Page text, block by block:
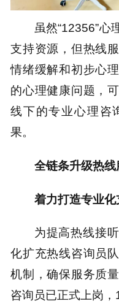
虽然“12356”心
支持资源，但热线
情绪缓解和初步心
的心理健康问题，
线下的专业心理咨
果。
全链条升级热线
着力打造专业化
为提高热线接
化扩充热线咨询员
机制，确保服务质
咨询员已正式上岗